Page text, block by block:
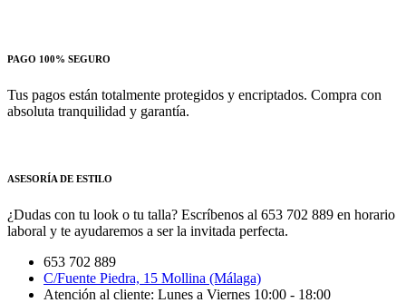
PAGO 100% SEGURO
Tus pagos están totalmente protegidos y encriptados. Compra con
absoluta tranquilidad y garantía.
ASESORÍA DE ESTILO
¿Dudas con tu look o tu talla? Escríbenos al 653 702 889 en horario
laboral y te ayudaremos a ser la invitada perfecta.
653 702 889
C/Fuente Piedra, 15 Mollina (Málaga)
Atención al cliente: Lunes a Viernes 10:00 - 18:00